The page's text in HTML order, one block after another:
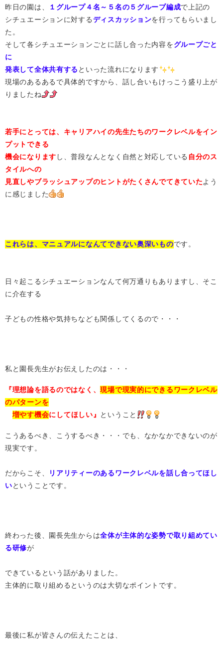
昨日の園は、 １グループ４名～５名の５グループ編成で上記の
シチュエーションに対するディスカッションを行ってもらいまし
た。
そして各シチュエーションごとに話し合った内容をグループごと
に
発表して全体共有する といった流れになります
現場のあるあるで具体的ですから、話し合いもけっこう盛り上が
りましたね
若手にとっては、キャリアハイの先生たちのワークレベルをイン
プットできる
機会になります し、普段なんとなく自然と対応している 自分のス
タイルへの
見直しやブラッシュアップのヒントがたくさんでてきていたよう
に感じました
これらは、 マニュアルになんてできない奥深いものです。
日々起こるシチュエーションなんて何万通りもありますし、そこ
に介在する
子どもの性格や気持ちなども関係してくるので・・・
私と園長先生がお伝えしたのは・・・
『理想論を語るのではなく、現場で現実的にできるワークレベル
のパターンを
増やす機会にしてほしい』 ということ
こうあるべき、こうするべき・・・でも、なかなかできないのが
現実です。
だからこそ、
リアリティーのあるワークレベルを話し合ってほし
いということです。
終わった後、園長先生からは全体が主体的な姿勢で取り組めてい
る研修が
できているという話がありました。
主体的に取り組めるというのは大切なポイントです。
最後に私が皆さんの伝えたことは、